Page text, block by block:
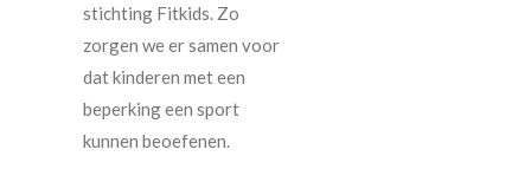
stichting Fitkids. Zo
zorgen we er samen voor
dat kinderen met een
beperking een sport
kunnen beoefenen.